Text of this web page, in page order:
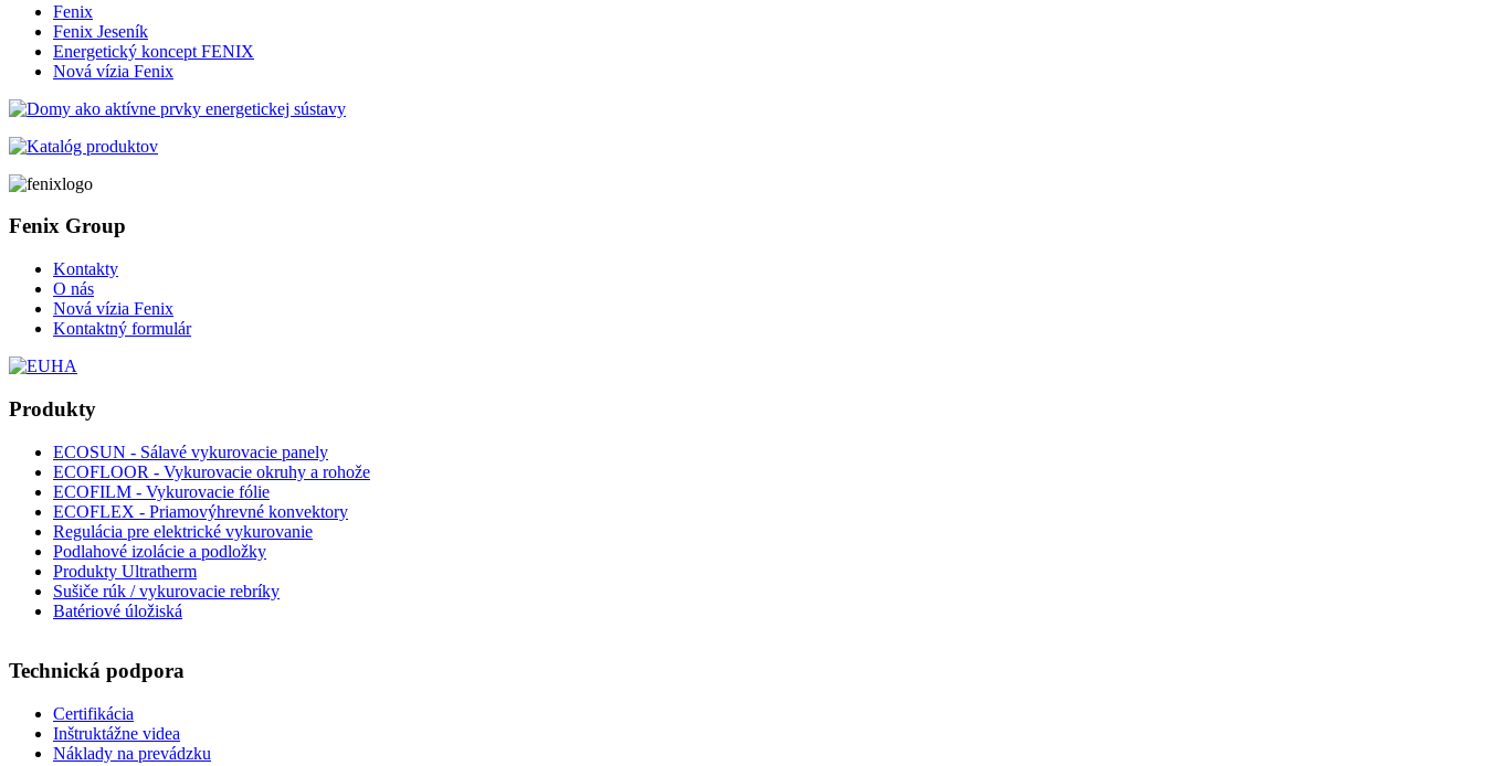
Fenix
Fenix Jeseník
Energetický koncept FENIX
Nová vízia Fenix
Fenix Group
Kontakty
O nás
Nová vízia Fenix
Kontaktný formulár
Produkty
ECOSUN - Sálavé vykurovacie panely
ECOFLOOR - Vykurovacie okruhy a rohože
ECOFILM - Vykurovacie fólie
ECOFLEX - Priamovýhrevné konvektory
Regulácia pre elektrické vykurovanie
Podlahové izolácie a podložky
Produkty Ultratherm
Sušiče rúk / vykurovacie rebríky
Batériové úložiská
Technická podpora
Certifikácia
Inštruktážne videa
Náklady na prevádzku